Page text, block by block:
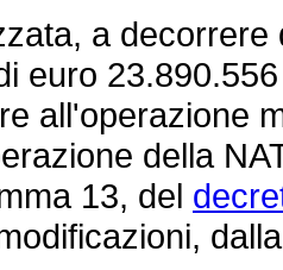
a decorrere
euro
all'operazione
della
13, del